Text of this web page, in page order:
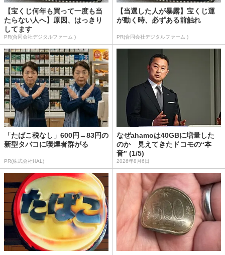
【宝くじ何年も買って一度も当
たらない人へ】原因、はっきり
してます
PR(合同会社デジタルファーム )
【当選した人が暴露】宝くじ運
が動く時、必ずある前触れ
PR(合同会社デジタルファーム )
「たばこ税なし」600円→83円の
新型タバコに喫煙者群がる
PR(株式会社HAL)
なぜahamoは40GBに増量した
のか 見えてきたドコモの“本
音” (1/5)
2026年8月6日